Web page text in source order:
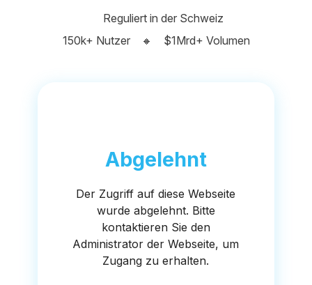
Reguliert in der Schweiz
150k+ Nutzer
🔸 $1Mrd+ Volumen